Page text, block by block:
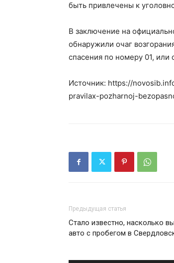
быть привлечены к
В заключение на
обнаружили очаг
спасения по номеру 01, или
Источник: https://
pravilax-pozharnoj-
Предыдущая статья
Стало известно, насколько
авто с пробегом в